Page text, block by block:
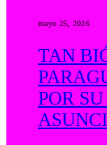
mayo 25, 2026
TAN
POR